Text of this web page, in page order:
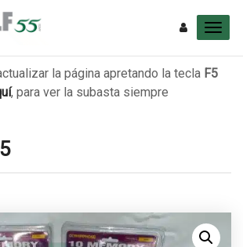
la página apretando la tecla F5
, para ver la subasta siempre